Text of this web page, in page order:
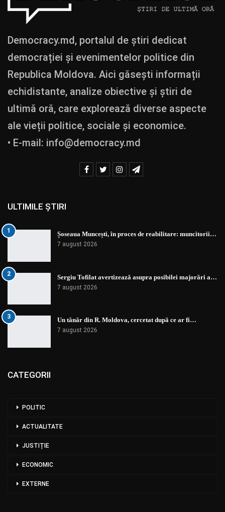
Democracy.md, portalul de știri dedicat
democrației și evenimentelor politice din
Republica Moldova. Aici găsești informații
echidistante, analize obiective și știri de
ultimă oră, care explorează diverse aspecte
ale vieții politice, sociale și economice.
• E-mail: info@democracy.md
ULTIMILE ȘTIRI
1 Șoseaua Muncești, în proces de reabilitare: muncitorii…
7 august 2026
2 Sergiu Tofilat avertizează asupra posibilei majorări a…
7 august 2026
3 Un tânăr din R. Moldova, cercetat după ce ar fi…
7 august 2026
CATEGORII
POLITIC
ACTUALITATE
JUSTIȚIE
ECONOMIC
EXTERNE